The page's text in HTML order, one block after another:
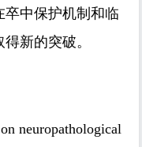
中保护机制和临
新的突破。
neuropathological